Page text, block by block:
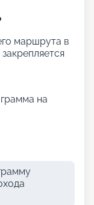
маршрута в
на